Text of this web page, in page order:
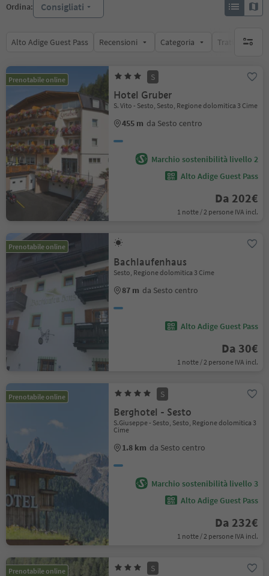
Ordina: Consigliati
Alto Adige Guest Pass Recensioni Categoria Trattamento
Prenotabile online S
Hotel Gruber
S. Vito - Sesto, Sesto, Regione dolomitica 3 Cime
455 m da Sesto centro
Marchio sostenibilità livello 2
Alto Adige Guest Pass
Da 202€
1 notte / 2 persone IVA incl.
Prenotabile online
Bachlaufenhaus
Sesto, Regione dolomitica 3 Cime
87 m da Sesto centro
Alto Adige Guest Pass
Da 30€
1 notte / 2 persone IVA incl.
Prenotabile online S
Berghotel - Sesto
S.Giuseppe - Sesto, Sesto, Regione dolomitica 3
Cime
1.8 km da Sesto centro
Marchio sostenibilità livello 3
Alto Adige Guest Pass
Da 232€
1 notte / 2 persone IVA incl.
Prenotabile online S